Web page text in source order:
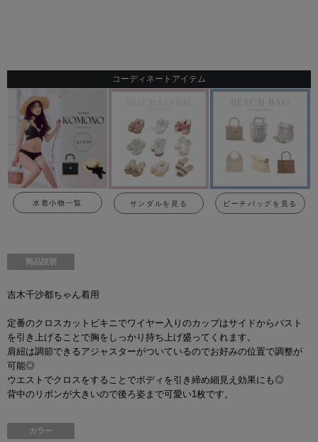
コーディネートアイテム
水着小物一覧 サンダルを見る ビーチバッグを見る
商品説明
吉木千沙都ちゃん着用
定番のクロスカットビキニでワイヤー入りのカップはサイドからバスト
を引き上げることで胸をしっかり持ち上げ盛ってくれます。
肩紐は調節できるアジャスターがついているのでお好みの位置で調整が
可能◎
ウエストでクロスをすることでボディを引き締め細見え効果にも◎
背中のリボンが大きいので後ろ姿まで可愛い1枚です。
カラー